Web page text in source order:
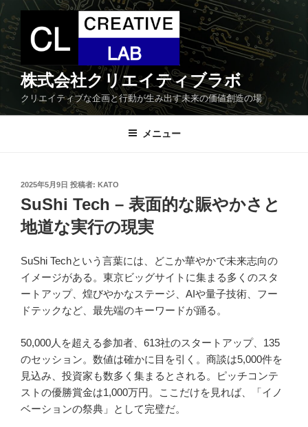
コ
ン
テ
ン
ツ
株式会社クリエイティブラボ
クリエイティブな企画と行動が生み出す未来の価値創造の場
メニュー
投
稿
日:
2025年5月9日 投稿者: KATO
SuShi Tech – 表面的な賑やかさと
地道な実行の現実
SuShi Techという言葉には、どこか華やかで未来志向の
イメージがある。東京ビッグサイトに集まる多くのスタ
ートアップ、煌びやかなステージ、AIや量子技術、フー
ドテックなど、最先端のキーワードが踊る。
50,000人を超える参加者、613社のスタートアップ、135
のセッション。数値は確かに目を引く。商談は5,000件を
見込み、投資家も数多く集まるとされる。ピッチコンテ
ストの優勝賞金は1,000万円。ここだけを見れば、「イノ
ベーションの祭典」として完璧だ。